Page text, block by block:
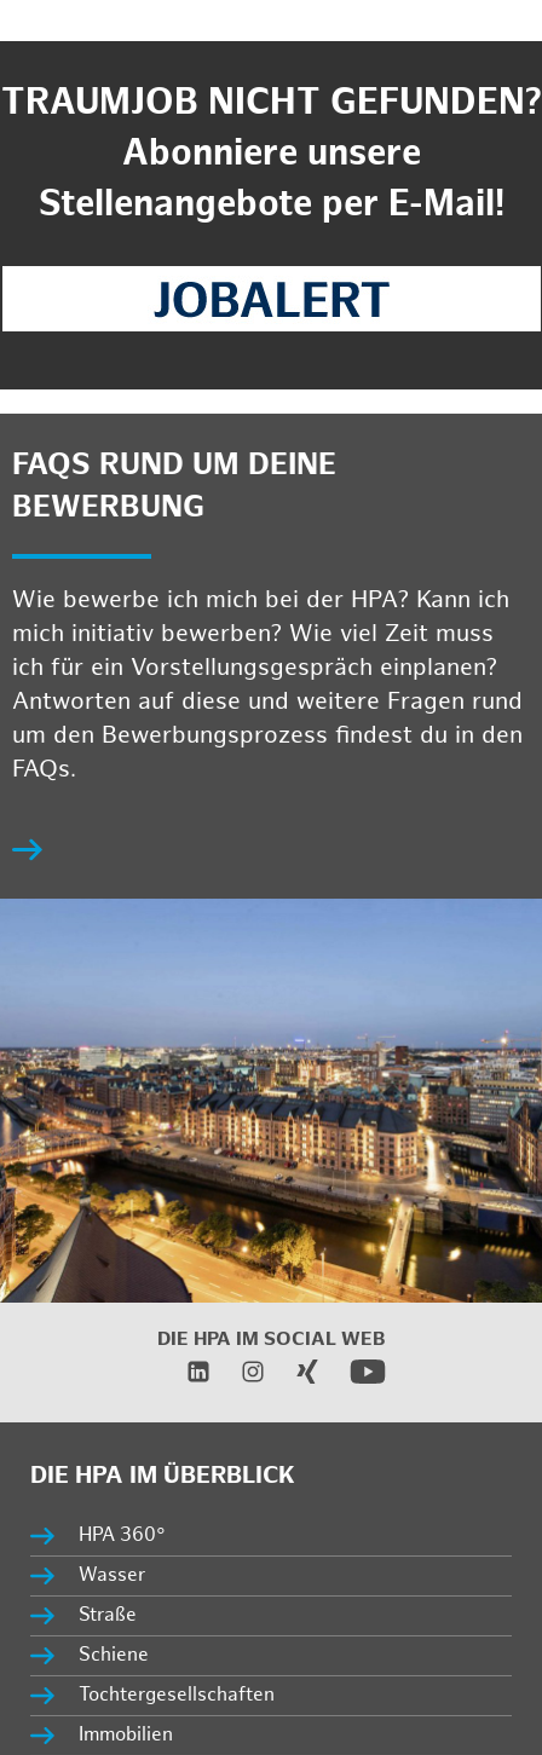
TRAUMJOB NICHT GEFUNDEN?
Abonniere unsere
Stellenangebote per E-Mail!
FAQS RUND UM DEINE
BEWERBUNG
Wie bewerbe ich mich bei der HPA? Kann ich
mich initiativ bewerben? Wie viel Zeit muss
ich für ein Vorstellungsgespräch einplanen?
Antworten auf diese und weitere Fragen rund
um den Bewerbungsprozess findest du in den
FAQs.
DIE HPA IM SOCIAL WEB
DIE HPA IM ÜBERBLICK
HPA 360°
Wasser
Straße
Schiene
Tochtergesellschaften
Immobilien